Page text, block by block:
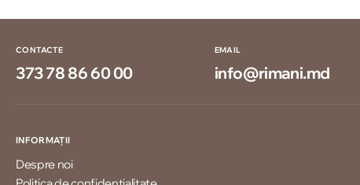
CONTACTE
373 78 86 60 00
EMAIL
info@rimani.md
INFORMAȚII
Despre noi